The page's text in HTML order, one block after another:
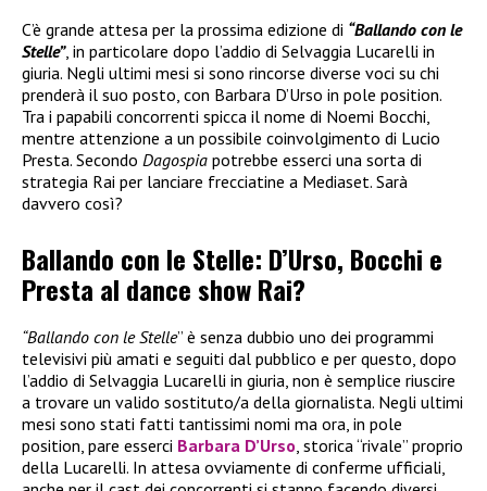
C’è grande attesa per la prossima edizione di “Ballando con le
Stelle”, in particolare dopo l’addio di Selvaggia Lucarelli in
giuria. Negli ultimi mesi si sono rincorse diverse voci su chi
prenderà il suo posto, con Barbara D’Urso in pole position.
Tra i papabili concorrenti spicca il nome di Noemi Bocchi,
mentre attenzione a un possibile coinvolgimento di Lucio
Presta. Secondo Dagospia potrebbe esserci una sorta di
strategia Rai per lanciare frecciatine a Mediaset. Sarà
davvero così?
Ballando con le Stelle: D’Urso, Bocchi e
Presta al dance show Rai?
“Ballando con le Stelle” è senza dubbio uno dei programmi
televisivi più amati e seguiti dal pubblico e per questo, dopo
l’addio di Selvaggia Lucarelli in giuria, non è semplice riuscire
a trovare un valido sostituto/a della giornalista. Negli ultimi
mesi sono stati fatti tantissimi nomi ma ora, in pole
position, pare esserci Barbara D’Urso , storica “rivale” proprio
della Lucarelli. In attesa ovviamente di conferme ufficiali,